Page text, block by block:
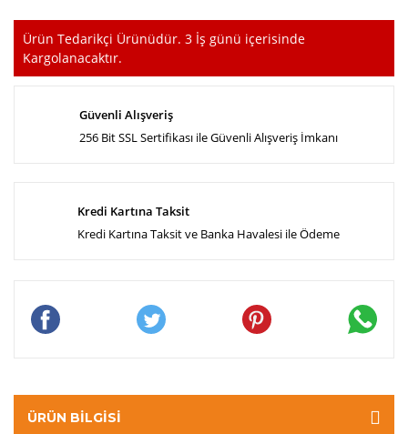
Ürün Tedarikçi Ürünüdür. 3 İş günü içerisinde
Kargolanacaktır.
Güvenli Alışveriş
256 Bit SSL Sertifikası ile Güvenli Alışveriş İmkanı
Kredi Kartına Taksit
Kredi Kartına Taksit ve Banka Havalesi ile Ödeme
ÜRÜN BILGISI